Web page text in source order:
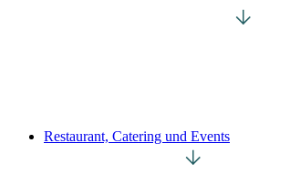
Restaurant, Catering und Events